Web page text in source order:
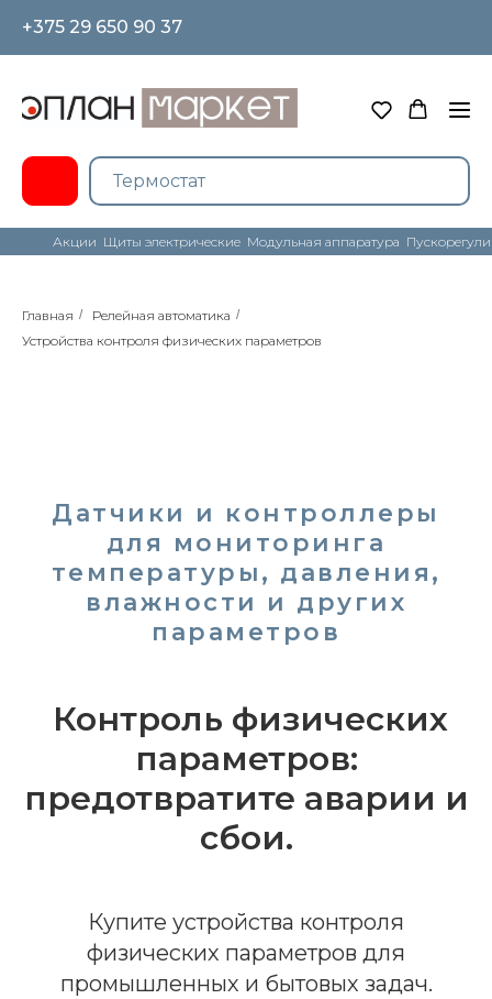
+375 29 650 90 37
Акции Щиты электрические Модульная аппаратура
Главная / Релейная автоматика /
Устройства контроля физических параметров
Датчики и контроллеры
для мониторинга
температуры, давления,
влажности и других
параметров
Контроль физических
параметров:
предотвратите аварии и
сбои.
Купите устройства контроля
физических параметров для
промышленных и бытовых задач.